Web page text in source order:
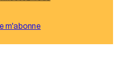
m'abonne